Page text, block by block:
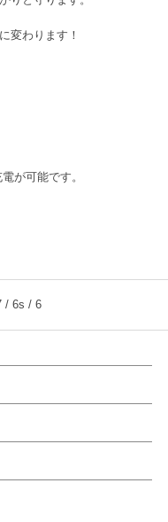
変わります！
が可能です。
/ 6s / 6